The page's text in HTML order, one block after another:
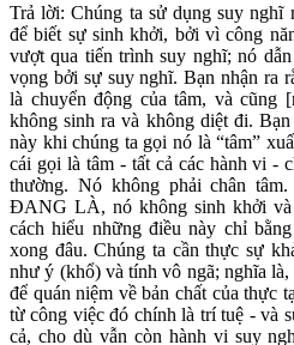
Trả lời: Chúng ta sử dụng suy nghĩ
để biết sự sinh khởi, bởi vì công
vượt qua tiến trình suy nghĩ; nó
vọng bởi sự suy nghĩ. Bạn nhận ra
là chuyển động của tâm, và cũng
không sinh ra và không diệt đi.
này khi chúng ta gọi nó là “tâm”
cái gọi là tâm - tất cả các hành vi -
thường. Nó không phải chân
ĐANG LÀ, nó không sinh khởi
cách hiểu những điều này chỉ
xong đâu. Chúng ta cần thực sự
như ý (khổ) và tính vô ngã; nghĩa
để quán niệm về bản chất của thực
từ công việc đó chính là trí tuệ - và
cả, cho dù vẫn còn hành vi suy